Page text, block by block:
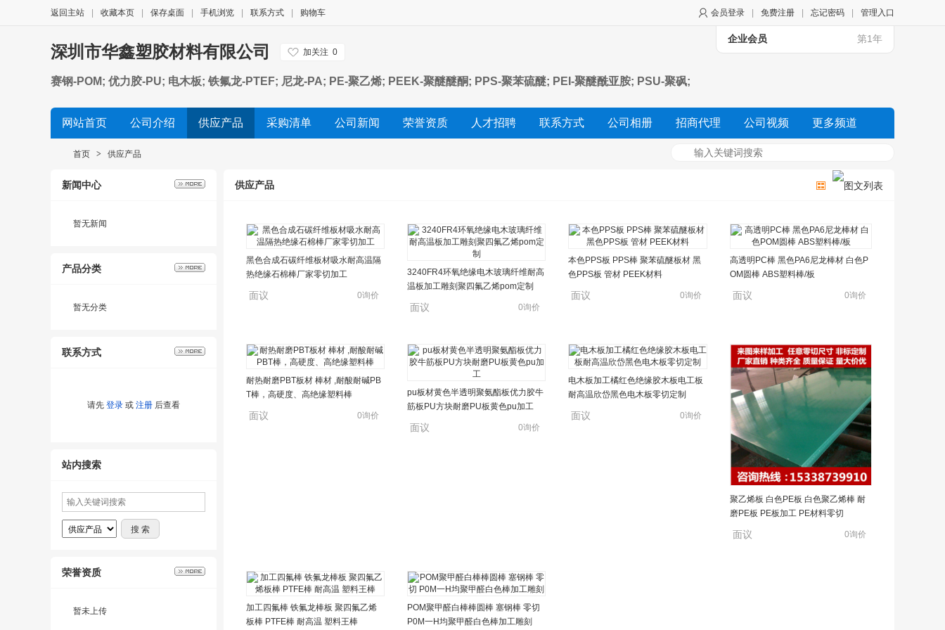
会员登录 免费注册 忘记密码 管理入口
返回主站 收藏本页 保存桌面 手机浏览 联系方式 购物车
企业会员 第1年
深圳市华鑫塑胶材料有限公司 加关注 0
赛钢-POM; 优力胶-PU; 电木板; 铁氟龙-PTEF; 尼龙-PA; PE-聚乙烯; PEEK-聚醚醚酮; PPS-聚苯硫醚; PEI-聚醚酰亚胺; PSU-聚砜;
网站首页 公司介绍 供应产品 采购清单 公司新闻 荣誉资质 人才招聘 联系方式 公司相册 招商代理 公司视频 更多频道
诚信档案 友情链接
首页 > 供应产品
新闻中心
暂无新闻
产品分类
暂无分类
联系方式
请先 登录 或 注册 后查看
站内搜索
荣誉资质
暂未上传
供应产品
黑色合成石碳纤维板材吸水耐高温隔
热绝缘石棉棒厂家零切加工
面议 0询价
3240FR4环氧绝缘电木玻璃纤维耐高
温板加工雕刻聚四氟乙烯pom定制
面议 0询价
本色PPS板 PPS棒 聚苯硫醚板材 黑
色PPS板 管材 PEEK材料
面议 0询价
高透明PC棒 黑色PA6尼龙棒材 白色P
OM圆棒 ABS塑料棒/板
面议 0询价
耐热耐磨PBT板材 棒材 ,耐酸耐碱PB
T棒，高硬度、高绝缘塑料棒
面议 0询价
pu板材黄色半透明聚氨酯板优力胶牛
筋板PU方块耐磨PU板黄色pu加工
面议 0询价
电木板加工橘红色绝缘胶木板电工板
耐高温欣岱黑色电木板零切定制
面议 0询价
聚乙烯板 白色PE板 白色聚乙烯棒 耐
磨PE板 PE板加工 PE材料零切
面议 0询价
加工四氟棒 铁氟龙棒板 聚四氟乙烯
板棒 PTFE棒 耐高温 塑料王棒
POM聚甲醛白棒棒圆棒 塞钢棒 零切
P0M一H均聚甲醛白色棒加工雕刻